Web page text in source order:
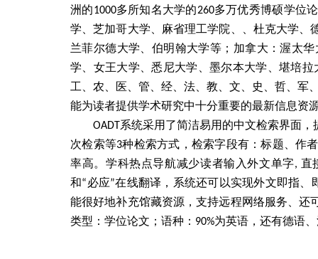
洲的 1000多所知名大学的260多万优秀博硕学位
学、芝加哥大学、麻省理工学院、、杜克大学、
兰菲尔德大学、伯明翰大学等；加拿大：渥太
学、女王大学、悉尼大学、墨尔本大学、堪培
工、农、医、管、经、法、教、文、史、哲、军
能为读者提供学术研究中十分重要的最新信息资
OADT系统采用了简洁易用的中文检索界面
次检索等3种检索方式，检索字段有：标题、作
率高。学科热点导航减少读者输入外文单字, 直
和“必应”在线翻译，系统还可以实现外文即指、
能很好地补充馆藏资源，支持远程网络服务、还
类型：学位论文；语种： 90%为英语，还有德语